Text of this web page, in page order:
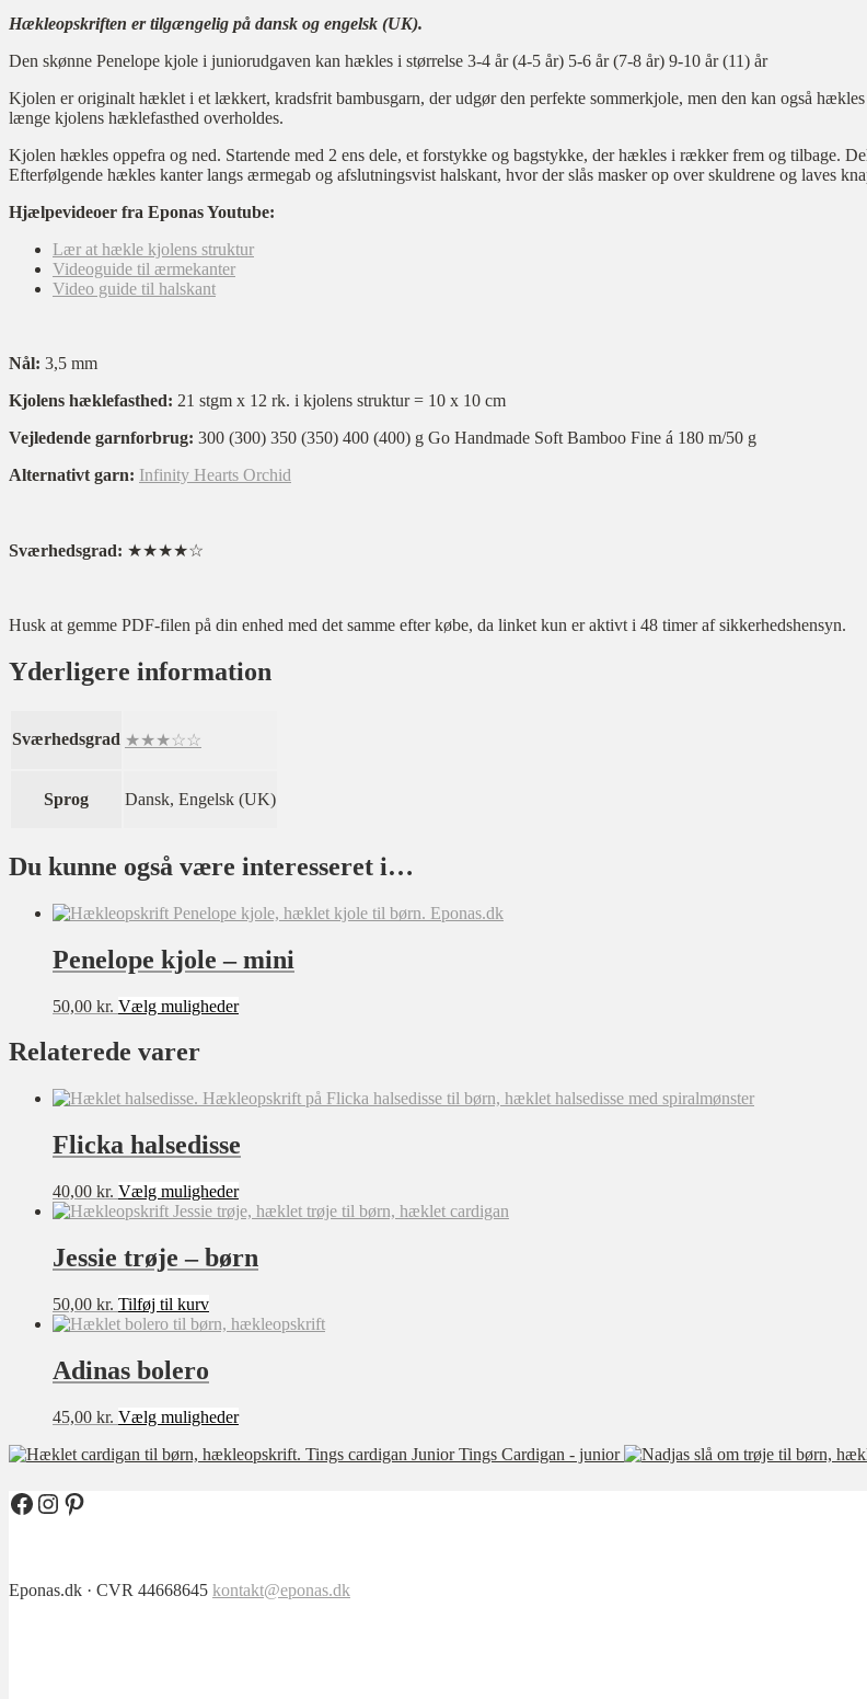
Hækleopskriften er tilgængelig på dansk og engelsk (UK).
Den skønne Penelope kjole i juniorudgaven kan hækles i størrelse 3-4 år (4-5 år) 5-6 år (7-8 år) 9-10 år (11) år
Kjolen er originalt hæklet i et lækkert, kradsfrit bambusgarn, der udgør den perfekte sommerkjole, men den kan også
længe kjolens hæklefasthed overholdes.
Kjolen hækles oppefra og ned. Startende med 2 ens dele, et forstykke og bagstykke, der hækles i rækker frem og tilbage.
Efterfølgende hækles kanter langs ærmegab og afslutningsvist halskant, hvor der slås masker op over skuldrene og laves
Hjælpevideoer fra Eponas Youtube:
Lær at hækle kjolens struktur
Videoguide til ærmekanter
Video guide til halskant
Nål: 3,5 mm
Kjolens hæklefasthed: 21 stgm x 12 rk. i kjolens struktur = 10 x 10 cm
Vejledende garnforbrug: 300 (300) 350 (350) 400 (400) g Go Handmade Soft Bamboo Fine á 180 m/50 g
Alternativt garn: Infinity Hearts Orchid
Sværhedsgrad: ★★★★☆
Husk at gemme PDF-filen på din enhed med det samme efter købe, da linket kun er aktivt i 48 timer af sikkerhedshensyn.
Yderligere information
Sværhedsgrad ★★★☆☆
Sprog Dansk, Engelsk (UK)
Du kunne også være interesseret i…
Penelope kjole – mini
50,00 kr. Vælg mulighederDette
Mulighederne
vælges
på
Relaterede varer
Flicka halsedisse
40,00 kr. Vælg mulighederDette
vare
varianter.
vælges
Jessie trøje – børn
50,00 kr. Tilføj til kurv
Adinas bolero
45,00 kr. Vælg mulighederDette
har
varesiden
Tings Cardigan - junior
Facebook
Instagram
Pinterest
Eponas.dk · CVR 44668645 kontakt@eponas.dk